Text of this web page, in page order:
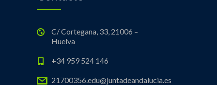
C/ Cortegana, 33, 21006 –
Huelva
+34 959 524 146
21700356.edu@juntadeandalucia.es